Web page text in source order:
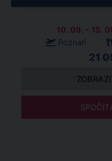
10. 09. - 15.
Poznań
21